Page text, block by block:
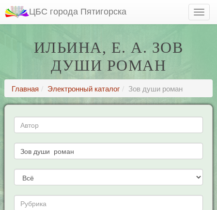
ЦБС города Пятигорска
ИЛЬИНА, Е. А. ЗОВ
ДУШИ РОМАН
Главная Электронный каталог Зов души роман